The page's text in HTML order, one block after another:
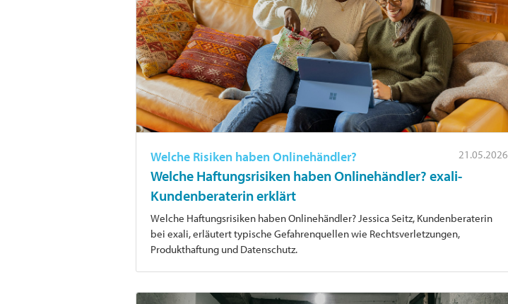
21.05.2026
Welche Risiken haben Onlinehändler?
Welche Haftungsrisiken haben Onlinehändler? exali-
Kundenberaterin erklärt
Welche Haftungsrisiken haben Onlinehändler? Jessica Seitz, Kundenberaterin
bei exali, erläutert typische Gefahrenquellen wie Rechtsverletzungen,
Produkthaftung und Datenschutz.